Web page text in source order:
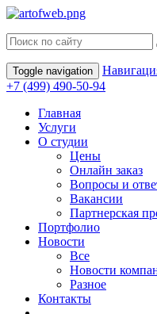
Toggle navigation
+7 (499) 490-50-94
Главная
Услуги
О студии
Цены
Онлайн заказ
Вопросы и
Вакансии
Партнерская
Портфолио
Новости
Все
Новости
Разное
Контакты